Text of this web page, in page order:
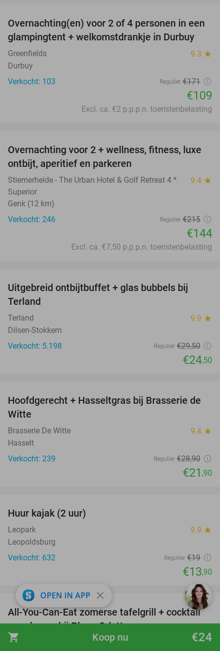
shopping_cart €24
Koop nu
36%
Overnachting(en) voor 2 of 4 personen in een
glampingtent + welkomstdrankje in Durbuy
Greenfields 9.3 star
Durbuy
Verkocht: 103
Regulier €171
€109
Excl. ca. €2 p.p.p.n. toeristenbelasting
33%
Overnachting voor 2 + wellness, fitness, luxe
ontbijt, aperitief en parkeren
Stiemerheide - The Urban Hotel & Golf Retreat 4 *
Superior
9.4 star
Genk (12 km)
Verkocht: 246
Regulier €215
€144
Excl. ca. €7,50 p.p.p.n. toeristenbelasting
Uitgebreid ontbijtbuffet + glas bubbels bij
Terland
Terland 9.9 star
Dilsen-Stokkem
Verkocht: 5.198
Regulier €29,50
€24,50
24%
Hoofdgerecht + Hasseltgras bij Brasserie de
Witte
Brasserie De Witte 9.4 star
Hasselt
Verkocht: 239
Regulier €28,90
€21 ,90
Huur kajak (2 uur)
Leopark 9.9 star
Leopoldsburg
Verkocht: 632
Regulier €19
€13,90
42%
favorite_border
All-You-Can-Eat zomerse tafelgrill + cocktail
naar keuze bij Plage Odette
Plage Odette 9.5star
OPEN IN APP close